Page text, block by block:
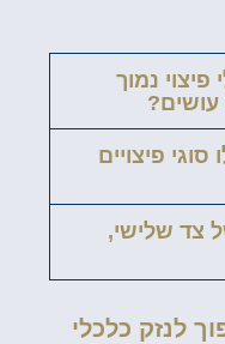
נמוך
פיצויים
צד שלישי,
לנזק כלכלי